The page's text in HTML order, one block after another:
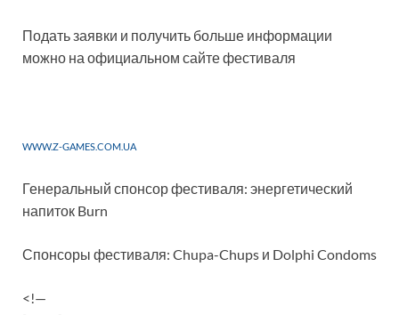
Подать заявки и получить больше информации
можно на официальном сайте фестиваля
WWW.Z-GAMES.COM.UA
Генеральный спонсор фестиваля: энергетический
напиток Burn
Спонсоры фестиваля: Chupa-Chups и Dolphi Condoms
<!—